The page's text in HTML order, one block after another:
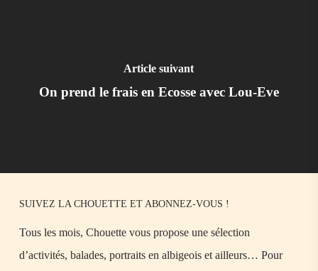
Article suivant
On prend le frais en Ecosse avec Lou-Eve
SUIVEZ LA CHOUETTE ET ABONNEZ-VOUS !
Tous les mois, Chouette vous propose une sélection
d’activités, balades, portraits en albigeois et ailleurs… Pour